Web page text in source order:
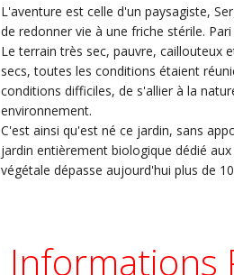
L'aventure est celle d'un paysagiste,
de redonner vie à une friche stérile.
Le terrain très sec, pauvre, caillouteux
secs, toutes les conditions étaient
conditions difficiles, de s'allier à la
environnement.
C'est ainsi qu'est né ce jardin, sans
jardin entièrement biologique dédié
végétale dépasse aujourd'hui plus de
Informations